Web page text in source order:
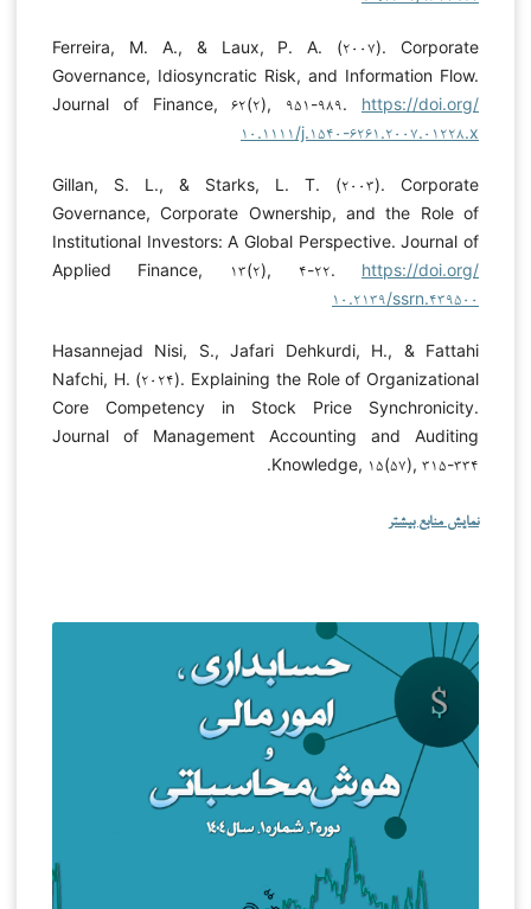
Ferreira, M. A., & Laux, P. A. (۲۰۰۷). Corporate
Governance, Idiosyncratic Risk, and Information Flow.
Journal of Finance, ۶۲(۲), ۹۵۱-۹۸۹. https://doi.org/
۱۰.۱۱۱۱/j.۱۵۴۰-۶۲۶۱.۲۰۰۷.۰۱۲۲۸.x
Gillan, S. L., & Starks, L. T. (۲۰۰۳). Corporate
Governance, Corporate Ownership, and the Role of
Institutional Investors: A Global Perspective. Journal of
Applied Finance, ۱۳(۲), ۴-۲۲. https://doi.org/
۱۰.۲۱۳۹/ssrn.۴۳۹۵۰۰
Hasannejad Nisi, S., Jafari Dehkurdi, H., & Fattahi
Nafchi, H. (۲۰۲۴). Explaining the Role of Organizational
Core Competency in Stock Price Synchronicity.
Journal of Management Accounting and Auditing
Knowledge, ۱۵(۵۷), ۳۱۵-۳۳۴.
نمایش منابع بیشتر